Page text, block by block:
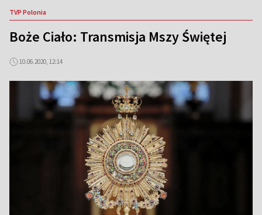
TVP Polonia
Boże Ciało: Transmisja Mszy Świętej
10.06.2020, 12:14